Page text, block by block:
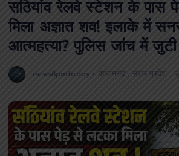
सठियांव रेलवे स्टेशन के पास
मिला अज्ञात शव! इलाके में
आत्महत्या? पुलिस जांच में जुटी
news8pmtoday आजमगढ़ ,उत्तर प्रदेश ,